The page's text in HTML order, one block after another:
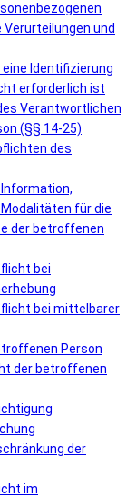
und
Identifizierung
erforderlich ist
Verantwortlichen
(§§ 14-25)
des
für die
der betroffenen
bei
bei mittelbarer
Person
der betroffenen
der
im